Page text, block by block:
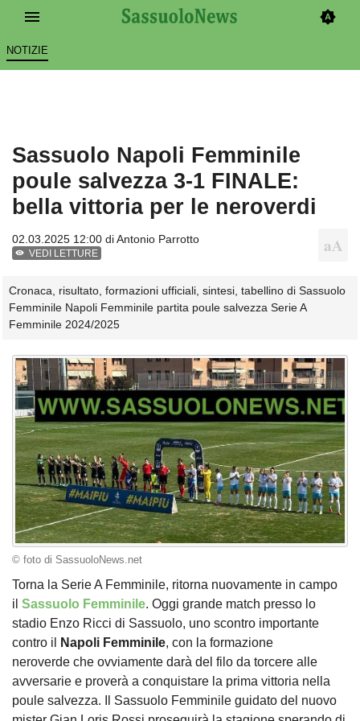
NOTIZIE
Sassuolo Napoli Femminile
poule salvezza 3-1 FINALE:
bella vittoria per le neroverdi
02.03.2025 12:00 diAntonio Parrotto
VEDI LETTURE
Cronaca, risultato, formazioni ufficiali, sintesi, tabellino di Sassuolo
Femminile Napoli Femminile partita poule salvezza Serie A
Femminile 2024/2025
© foto di SassuoloNews.net
Torna la Serie A Femminile, ritorna nuovamente in campo
il Sassuolo Femminile. Oggi grande match presso lo
stadio Enzo Ricci di Sassuolo, uno scontro importante
contro il
Napoli Femminile, con la formazione
neroverde che ovviamente darà del filo da torcere alle
avversarie e proverà a conquistare la prima vittoria nella
poule salvezza. Il Sassuolo Femminile guidato del nuovo